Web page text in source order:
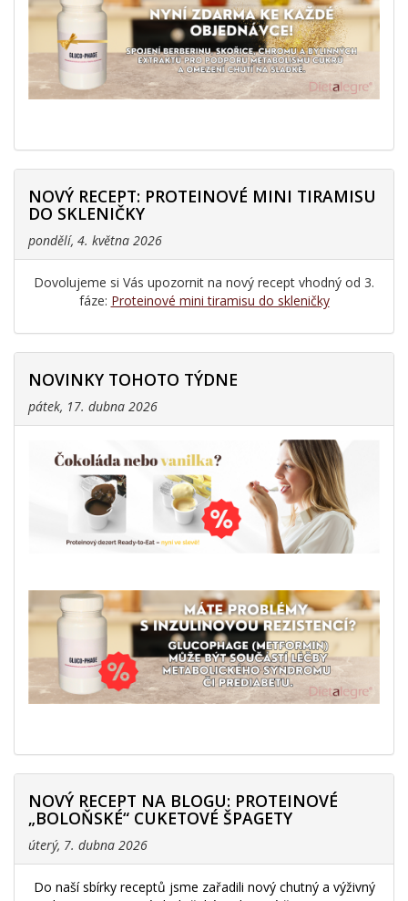
NOVÝ RECEPT: PROTEINOVÉ MINI TIRAMISU
DO SKLENIČKY
pondělí, 4. května 2026
Dovolujeme si Vás upozornit na nový recept vhodný od 3.
fáze: Proteinové mini tiramisu do skleničky
NOVINKY TOHOTO TÝDNE
pátek, 17. dubna 2026
NOVÝ RECEPT NA BLOGU: PROTEINOVÉ
„BOLOŇSKÉ“ CUKETOVÉ ŠPAGETY
úterý, 7. dubna 2026
Do naší sbírky receptů jsme zařadili nový chutný a výživný